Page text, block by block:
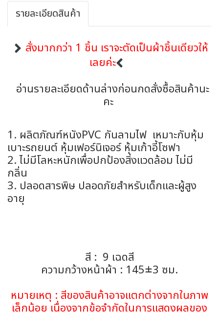
รายละเอียดสินค้า
สั่งมากกว่า 1 ชิ้น เราจะตัดเป็นผ้าชิ้นเดียวให้
เลยค่ะ
อ่านรายละเอียดด้านล่างก่อนกดสั่งซื้อสินค้านะ
คะ
1. ผลิตภัณฑ์หนังPVC กันลามไฟ เหมาะกับหุ้ม
เบาะรถยนต์ หุ้มเฟอร์นิเจอร์ หุ้มเก้าอี้โซฟา
2. ไม่มีโลหะหนักเพื่อปกป้องสิ่งแวดล้อม ไม่มี
กลิ่น
3. ปลอดสารพิษ ปลอดภัยสำหรับเด็กและผู้สูง
อายุ
สี : 9 เฉดสี
ความกว้างหน้าผ้า : 145±3 ซม.
หมายเหตุ : สีของสินค้าอาจแตกต่างจากในภาพ
เล็กน้อย เนื่องจากข้อจำกัดในการแสดงผลของ